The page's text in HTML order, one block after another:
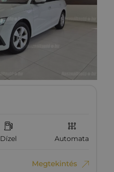
Dízel Automata
Megtekintés